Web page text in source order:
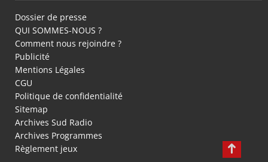
Dossier de presse
QUI SOMMES-NOUS ?
Comment nous rejoindre ?
Publicité
Mentions Légales
CGU
Politique de confidentialité
Sitemap
Archives Sud Radio
Archives Programmes
Règlement jeux